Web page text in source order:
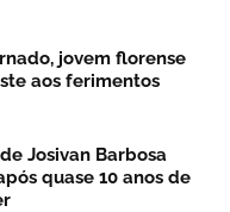
jovem florense
aos ferimentos
Josivan Barbosa
quase 10 anos de